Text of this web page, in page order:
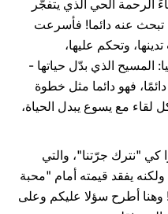
الرحمة الحي الذي يتفجّر
تبحث عنه دائما! فأسرعت
وتحكم عليها،
المسيح الذي بدّل حياتها -
فهو دائما مثل خطوة
لقاء مع يسوع يبدل الحياة،
كي "نترك جرّتنا"، والتي
يفقد قيمته أمام "محبة
وهنا أطرح سؤلا عليكم وعلى